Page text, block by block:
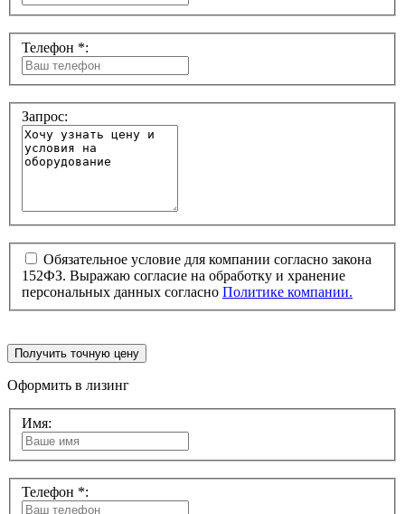
Телефон *:
Запрос:
Обязательное условие для компании согласно закона
152ФЗ. Выражаю согласие на обработку и хранение
персональных данных согласно Политике компании.
Получить точную цену
Оформить в лизинг
Имя:
Телефон *: